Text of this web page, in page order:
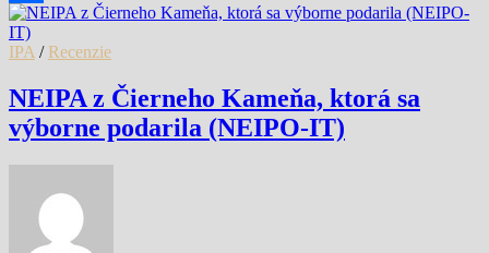
Share
IPA / Recenzie
NEIPA z Čierneho Kameňa, ktorá sa
výborne podarila (NEIPO-IT)